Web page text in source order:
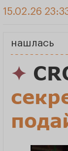
15.02.26
нашлась
✦